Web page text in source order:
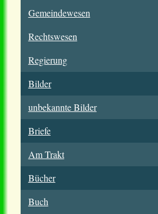
Gemeindewesen
Rechtswesen
Regierung
Bilder
unbekannte Bilder
Briefe
Am Trakt
Bücher
Buch